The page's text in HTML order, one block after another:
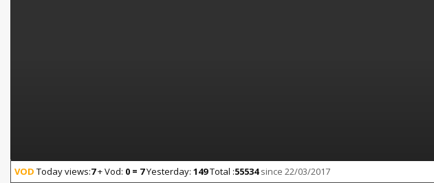
VOD Today views:7+ Vod: 0 = 7Yesterday: 149Total :55534since 22/03/2017